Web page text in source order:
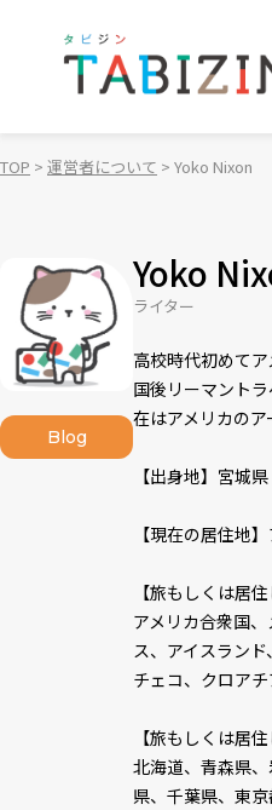
TOP 運営者について Yoko Nixon
Blog
Yoko
ライター
高校時代初めて
国後リーマント
在はアメリカの
【出身地】宮城県
【現在の居住地
【旅もしくは居住
アメリカ合衆国
ス、アイスラン
チェコ、クロア
【旅もしくは居住
北海道、青森県
県、千葉県、東